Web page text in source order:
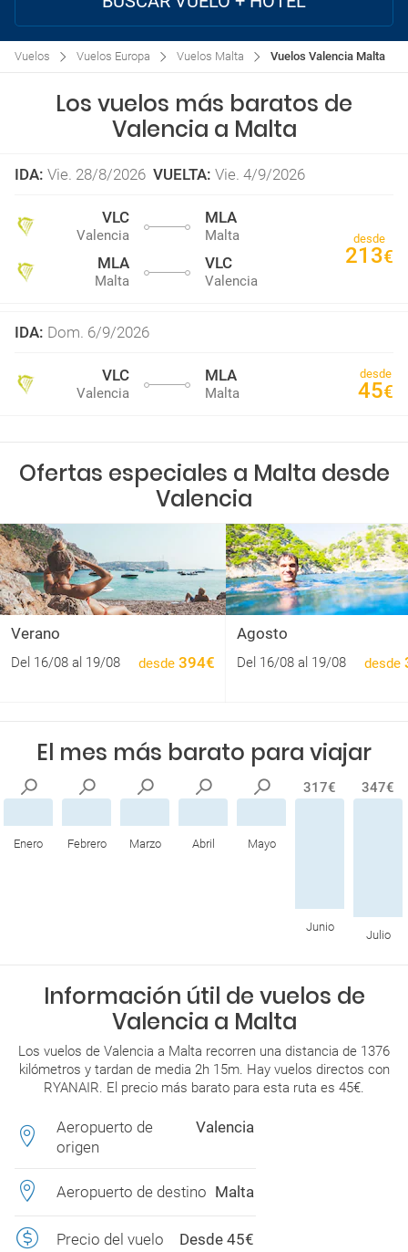
Vuelos Vuelos Europa Vuelos Malta Vuelos Valencia Malta
Los vuelos más baratos de
Valencia a Malta
IDA: Vie. 28/8/2026 VUELTA: Vie. 4/9/2026
VLC
Valencia
MLA
Malta
MLA
Malta
VLC
Valencia
desde
213€
IDA: Dom. 6/9/2026
VLC
Valencia
MLA
Malta
desde
45€
Ofertas especiales a Malta desde
Valencia
Verano
Del 16/08 al 19/08 desde 394€
Agosto
Del 16/08 al 19/08 desde
El mes más barato para viajar
Enero Febrero Marzo Abril Mayo
317€
Junio
347€
Julio
Información útil de vuelos de
Valencia a Malta
Los vuelos de Valencia a Malta recorren una distancia de 1376
kilómetros y tardan de media 2h 15m. Hay vuelos directos con
RYANAIR. El precio más barato para esta ruta es 45€.
Aeropuerto de
origen
Valencia
Aeropuerto de destino Malta
Precio del vuelo Desde 45€